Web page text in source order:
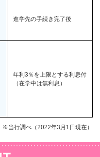
進学先の手続き完了後
年利3％を上限とする利息付
（在学中は無利息）
※当行調べ（2022年3月1日現在）